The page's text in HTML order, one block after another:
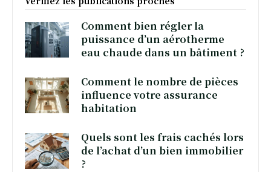
Comment bien régler la
puissance d’un aérotherme
eau chaude dans un bâtiment ?
Comment le nombre de pièces
influence votre assurance
habitation
Quels sont les frais cachés lors
de l’achat d’un bien immobilier
?